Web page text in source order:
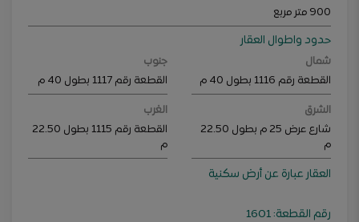
900 متر مربع
حدود واطوال العقار
شمال
القطعة رقم 1116 بطول 40 م
جنوب
القطعة رقم 1117 بطول 40 م
الشرق
شارع عرض 25 م بطول 22.50
م
الغرب
القطعة رقم 1115 بطول 22.50
م
العقار عبارة عن أرض سكنية
رقم القطعة: 1601